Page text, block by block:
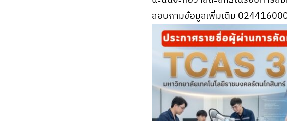
สอบถามข้อมูลเพิ่มเติม